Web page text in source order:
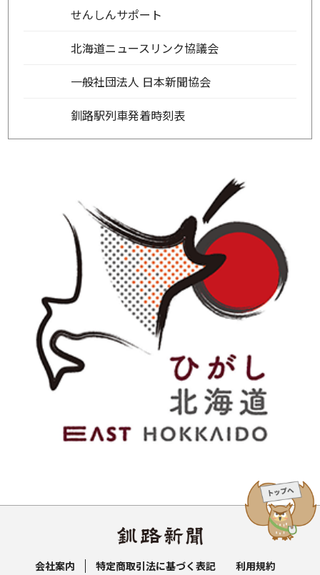
せんしんサポート
北海道ニュースリンク協議会
一般社団法人 日本新聞協会
釧路駅列車発着時刻表
会社案内 特定商取引法に基づく表記 利用規約